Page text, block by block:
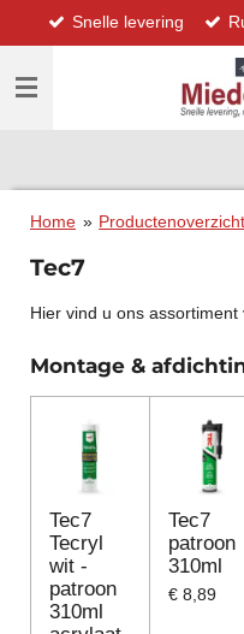
direct
naar
hoofdinhoud
Snelle levering
Home » Productenoverzicht
Tec7
Hier vind u ons assortiment
Montage &
Tec7
Tecryl
wit -
patroon
310ml
Tec7
patroon
310ml
€ 8,89